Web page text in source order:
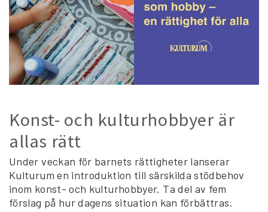
Konst- och kulturhobbyer är
allas rätt
Under veckan för barnets rättigheter lanserar
Kulturum en introduktion till särskilda stödbehov
inom konst- och kulturhobbyer. Ta del av fem
förslag på hur dagens situation kan förbättras.